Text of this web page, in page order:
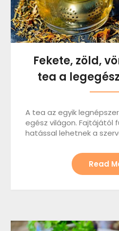
Fekete, zöld,
tea a
A tea az egyik
egész világon. Fajtájától
hatással lehetnek a
Read